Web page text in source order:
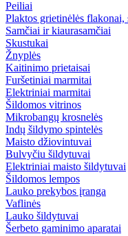
Peiliai
Plaktos grietinėlės
Samčiai ir kiaurasamčiai
Skustukai
Žnyplės
Kaitinimo prietaisai
Furšetiniai marmitai
Elektriniai marmitai
Šildomos vitrinos
Mikrobangų krosnelės
Indų šildymo spintelės
Maisto džiovintuvai
Bulvyčiu šildytuvai
Elektriniai maisto šildytuvai
Šildomos lempos
Lauko prekybos įranga
Vaflinės
Lauko šildytuvai
Šerbeto gaminimo aparatai